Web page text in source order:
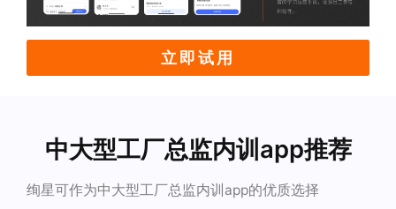
立即试用
中大型工厂总监内训app推荐
绚星可作为中大型工厂总监内训app的优质选择